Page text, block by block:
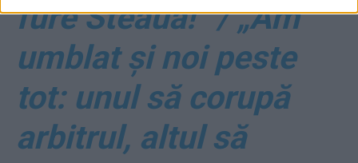
fure Steaua!” / „Am
umblat și noi peste
tot: unul să corupă
arbitrul, altul să